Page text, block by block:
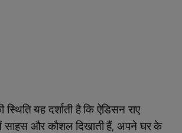
यह दर्शाती है कि ऐडिसन राए
साहस और कौशल दिखाती हैं, अपने घर के